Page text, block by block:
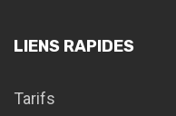
LIENS RAPIDES
Tarifs